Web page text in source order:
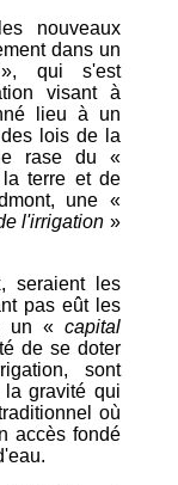
nouveaux
dans un
», qui s'est
visant à
lieu à un
lois de la
rase du «
terre et de
une «
l'irrigation »
seraient les
pas eût les
un « capital
de se doter
sont
gravité qui
où
accès fondé